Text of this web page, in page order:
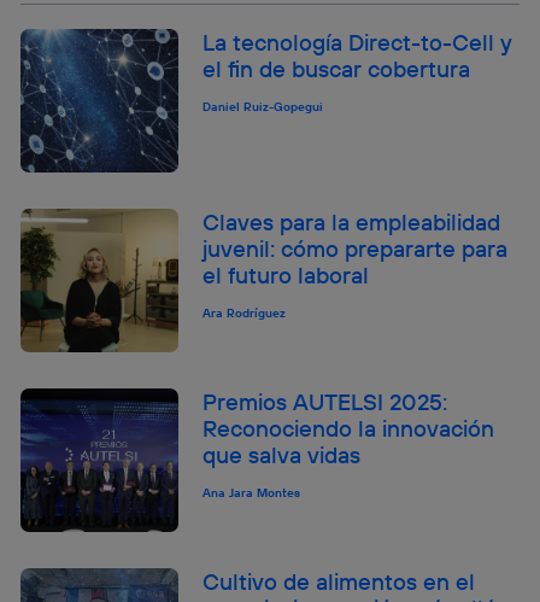
La tecnología Direct-to-Cell y
el fin de buscar cobertura
Daniel Ruiz-Gopegui
Claves para la empleabilidad
juvenil: cómo prepararte para
el futuro laboral
Ara Rodríguez
Premios AUTELSI 2025:
Reconociendo la innovación
que salva vidas
Ana Jara Montes
Cultivo de alimentos en el